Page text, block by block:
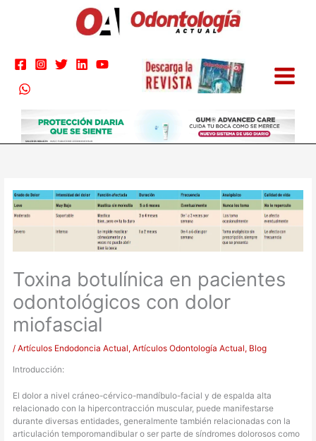
Toxina botulínica en pacientes
odontológicos con dolor
miofascial
/Artículos Endodoncia Actual,Artículos Odontología Actual, Blog
Introducción:
El dolor a nivel cráneo-cérvico-mandíbulo-facial y de espalda alta
relacionado con la hipercontracción muscular, puede manifestarse
durante diversas entidades, generalmente también relacionadas con la
articulación temporomandibular o ser parte de síndromes dolorosos como